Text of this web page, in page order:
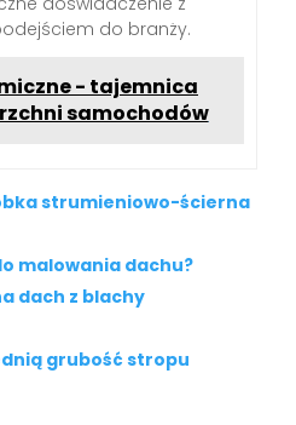
do branży.
- tajemnica
samochodów
strumieniowo-ścierna
malowania dachu?
dach z blachy
grubość stropu